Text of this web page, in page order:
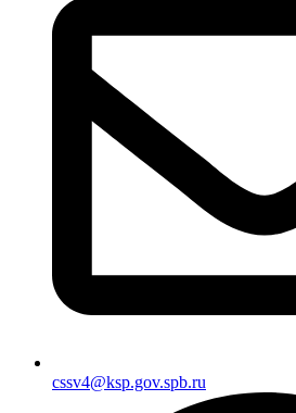
cssv4@ksp.gov.spb.ru